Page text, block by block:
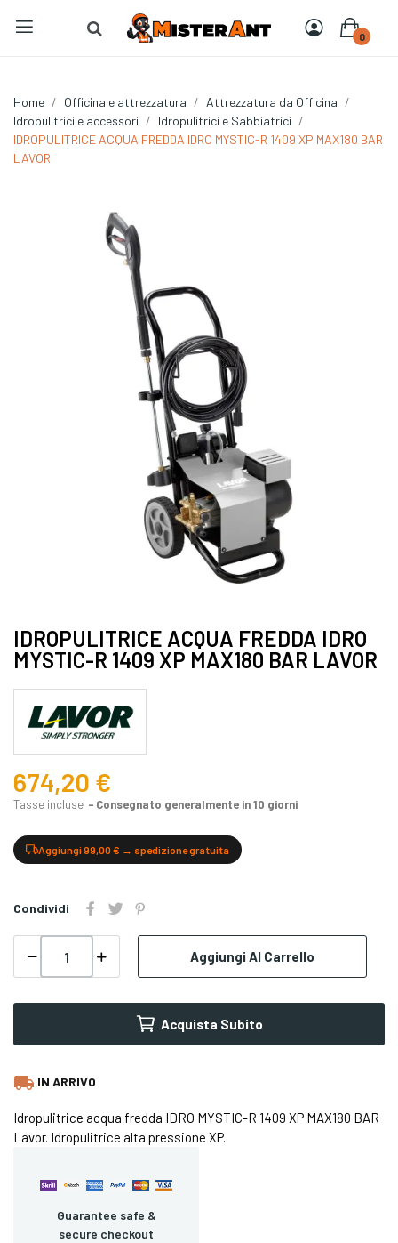
0
Home Officina e attrezzatura
Attrezzatura da Officina
Idropulitrici e accessori
Idropulitrici e Sabbiatrici
IDROPULITRICE ACQUA FREDDA IDRO MYSTIC-R 1409 XP MAX180 BAR
LAVOR
IDROPULITRICE ACQUA FREDDA IDRO
MYSTIC-R 1409 XP MAX180 BAR LAVOR
674,20 €
Tasse incluse Consegnato generalmente in 10 giorni
Aggiungi 99,00 € → spedizione gratuita
Condividi
Aggiungi Al Carrello
Acquista Subito
local_shipping IN ARRIVO
Idropulitrice acqua fredda IDRO MYSTIC-R 1409 XP MAX180 BAR
Lavor. Idropulitrice alta pressione XP.
Guarantee safe &
secure checkout